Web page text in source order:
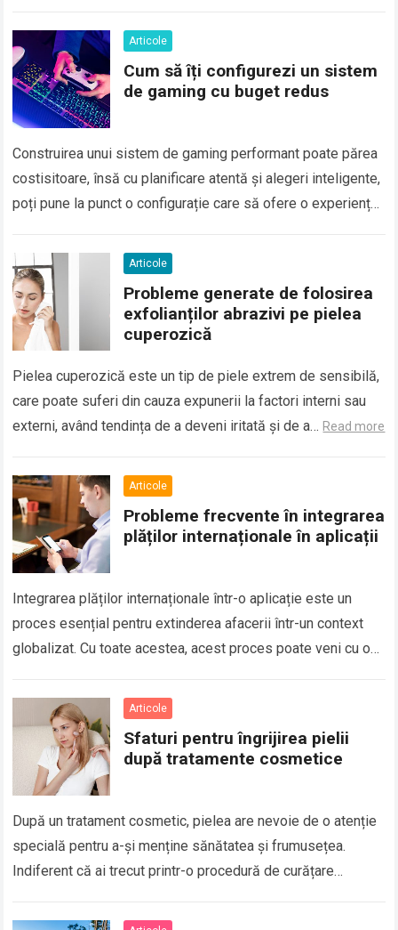
Articole
Cum să îți configurezi un sistem
de gaming cu buget redus
Construirea unui sistem de gaming performant poate părea
costisitoare, însă cu planificare atentă și alegeri inteligente,
poți pune la punct o configurație care să ofere o experiență
Articole
Probleme generate de folosirea
exfolianților abrazivi pe pielea
cuperozică
Pielea cuperozică este un tip de piele extrem de sensibilă,
care poate suferi din cauza expunerii la factori interni sau
externi, având tendința de a deveni iritată și de a… Read more
Articole
Probleme frecvente în integrarea
plăților internaționale în aplicații
Integrarea plăților internaționale într-o aplicație este un
proces esențial pentru extinderea afacerii într-un context
globalizat. Cu toate acestea, acest proces poate veni cu o
Articole
Sfaturi pentru îngrijirea pielii
după tratamente cosmetice
După un tratament cosmetic, pielea are nevoie de o atenție
specială pentru a-și menține sănătatea și frumusețea.
Indiferent că ai trecut printr-o procedură de curățare